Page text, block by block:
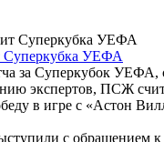
Суперкубка УЕФА
за Суперкубок УЕФА,
экспертов, ПСЖ
в игре с «Астон